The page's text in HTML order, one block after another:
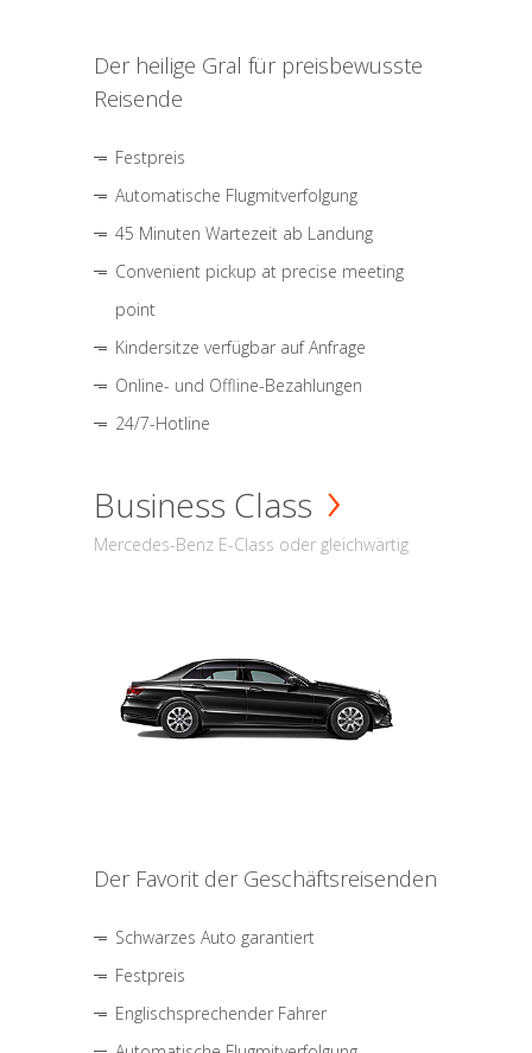
Der heilige Gral für preisbewusste
Reisende
Festpreis
Automatische Flugmitverfolgung
45 Minuten Wartezeit ab Landung
Convenient pickup at precise meeting
point
Kindersitze verfügbar auf Anfrage
Online- und Offline-Bezahlungen
24/7-Hotline
Business Class
Mercedes-Benz E-Class oder gleichwärtig
Der Favorit der Geschäftsreisenden
Schwarzes Auto garantiert
Festpreis
Englischsprechender Fahrer